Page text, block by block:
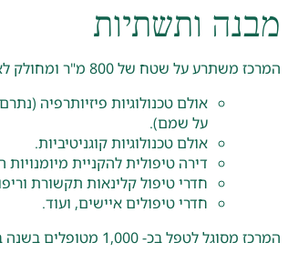
מבנה ותשתיות
המרכז משתרע על שטח של 800 מ"ר ומחולק לאזורי טיפול שונים:
אולם טכנולוגיות פיזיותרפיה
על שמם).
אולם טכנולוגיות קוגניטיביות.
דירה טיפולית להקניית
חדרי טיפול קלינאות תקשורת
חדרי טיפולים איישים, ועוד.
המרכז מסוגל לטפל בכ- 1,000 מטופלים בשנה במסגרת אשפוז ושיקום יום.